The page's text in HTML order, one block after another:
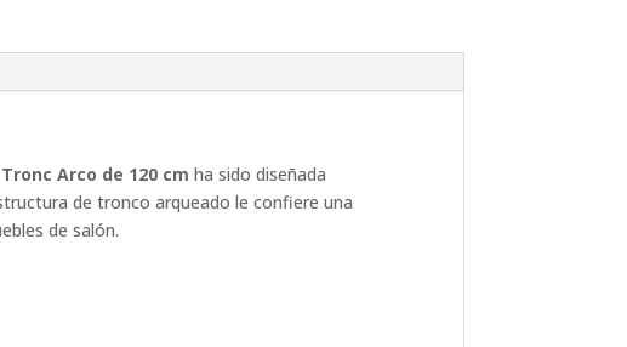
Arco de 120 cm ha sido diseñada
de tronco arqueado le confiere una
de salón.